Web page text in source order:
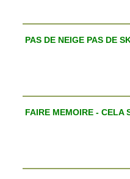
PAS DE NEIGE PAS DE
FAIRE MEMOIRE - CELA